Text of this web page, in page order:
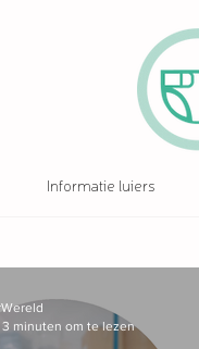
Informatie luiers
3 minuten om te lezen